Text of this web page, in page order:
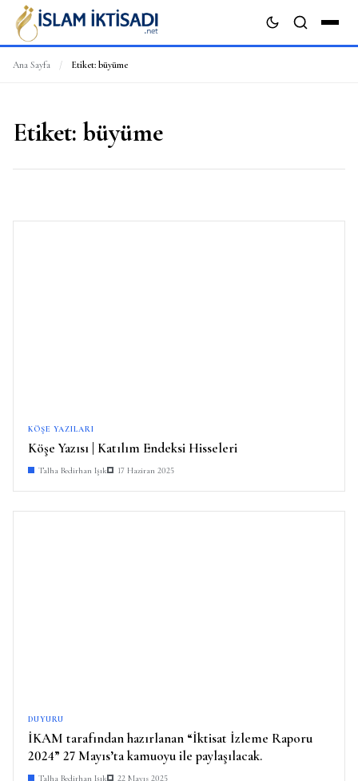
Ana Sayfa / Etiket: büyüme
Etiket: büyüme
KÖŞE YAZILARI
Köşe Yazısı | Katılım Endeksi Hisseleri
Talha Bedirhan Işık 17 Haziran 2025
DUYURU
İKAM tarafından hazırlanan “İktisat İzleme Raporu
2024” 27 Mayıs’ta kamuoyu ile paylaşılacak.
Talha Bedirhan Işık 22 Mayıs 2025